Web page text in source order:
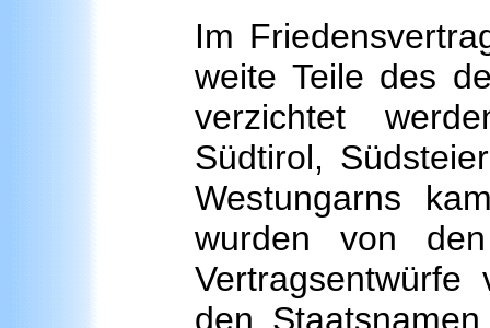
Im
weite Teile des
verzichtet
Südtirol,
Westungarns
wurden von
den